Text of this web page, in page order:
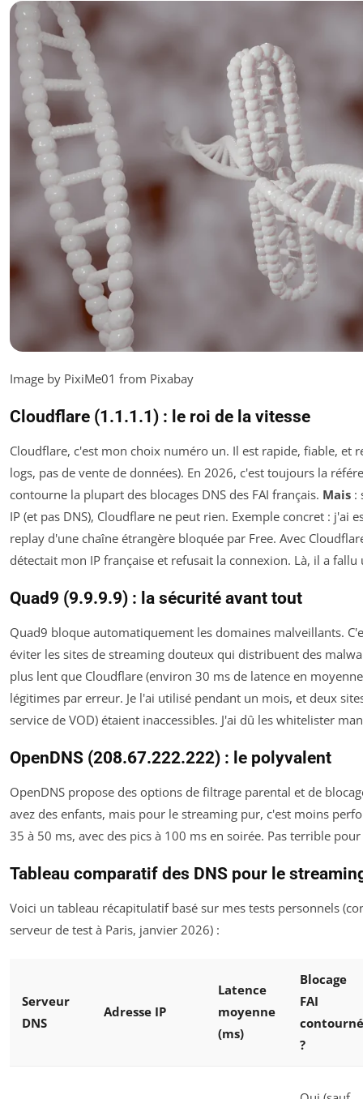
Image by PixiMe01 from Pixabay
Cloudflare (1.1.1.1) : le roi de la vitesse
Cloudflare, c'est mon choix numéro un. Il est rapide, fiable, et
logs, pas de vente de données). En 2026, c'est toujours la
contourne la plupart des blocages DNS des FAI français. Mais :
IP (et pas DNS), Cloudflare ne peut rien. Exemple concret : j'ai
replay d'une chaîne étrangère bloquée par Free. Avec
détectait mon IP française et refusait la connexion. Là, il a fallu
Quad9 (9.9.9.9) : la sécurité avant tout
Quad9 bloque automatiquement les domaines malveillants.
éviter les sites de streaming douteux qui distribuent des
plus lent que Cloudflare (environ 30 ms de latence en
légitimes par erreur. Je l'ai utilisé pendant un mois, et deux
service de VOD) étaient inaccessibles. J'ai dû les whitelister
OpenDNS (208.67.222.222) : le polyvalent
OpenDNS propose des options de filtrage parental et de
avez des enfants, mais pour le streaming pur, c'est moins
35 à 50 ms, avec des pics à 100 ms en soirée. Pas terrible
Tableau comparatif des DNS pour le
Voici un tableau récapitulatif basé sur mes tests personnels
serveur de test à Paris, janvier 2026) :
Serveur
DNS
Adresse IP
Latence
moyenne
(ms)
Blocage
FAI
contourné
?